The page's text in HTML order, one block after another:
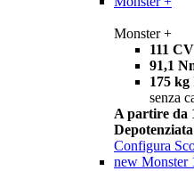
Monster +
111 CV
91,1
175 kg
senza
A partire da
Configura
new Monster